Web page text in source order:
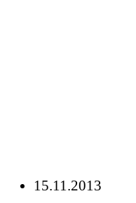
15.11.2013